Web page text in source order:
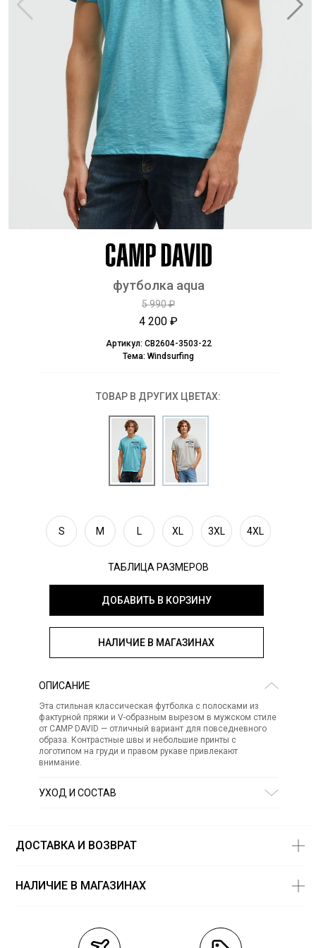
футболка aqua
5 990 ₽
4 200 ₽
Артикул: CB2604-3503-22
Тема: Windsurfing
ТОВАР В ДРУГИХ ЦВЕТАХ:
S M L XL 3XL 4XL
ТАБЛИЦА РАЗМЕРОВ
ДОБАВИТЬ В КОРЗИНУ
НАЛИЧИЕ В МАГАЗИНАХ
ОПИСАНИЕ
Эта стильная классическая футболка с полосками из
фактурной пряжи и V-образным вырезом в мужском стиле
от CAMP DAVID — отличный вариант для повседневного
образа. Контрастные швы и небольшие принты с
логотипом на груди и правом рукаве привлекают
внимание.
УХОД И СОСТАВ
ХИМИЧЕСКАЯ ЧИСТКА:
СУШКА:не сушить в стиральной машине
ДОСТАВКА И ВОЗВРАТ
НАЛИЧИЕ В МАГАЗИНАХ